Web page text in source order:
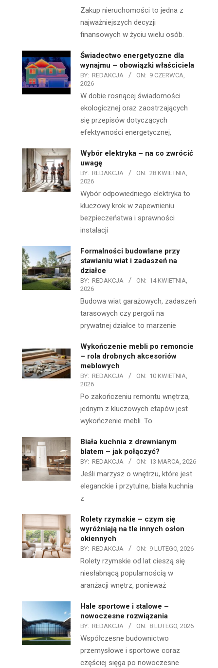
Zakup nieruchomości to jedna z
najważniejszych decyzji
finansowych w życiu wielu osób.
Świadectwo energetyczne dla
wynajmu – obowiązki właściciela
BY: REDAKCJA ON: 9 CZERWCA,
2026
W dobie rosnącej świadomości
ekologicznej oraz zaostrzających
się przepisów dotyczących
efektywności energetycznej,
Wybór elektryka – na co zwrócić
uwagę
BY: REDAKCJA ON: 28 KWIETNIA,
2026
Wybór odpowiedniego elektryka to
kluczowy krok w zapewnieniu
bezpieczeństwa i sprawności
instalacji
Formalności budowlane przy
stawianiu wiat i zadaszeń na
działce
BY: REDAKCJA ON: 14 KWIETNIA,
2026
Budowa wiat garażowych, zadaszeń
tarasowych czy pergoli na
prywatnej działce to marzenie
Wykończenie mebli po remoncie
– rola drobnych akcesoriów
meblowych
BY: REDAKCJA ON: 10 KWIETNIA,
2026
Po zakończeniu remontu wnętrza,
jednym z kluczowych etapów jest
wykończenie mebli. To
Biała kuchnia z drewnianym
blatem – jak połączyć?
BY: REDAKCJA ON: 13 MARCA, 2026
Jeśli marzysz o wnętrzu, które jest
eleganckie i przytulne, biała kuchnia
z
Rolety rzymskie – czym się
wyróżniają na tle innych osłon
okiennych
BY: REDAKCJA ON: 9 LUTEGO, 2026
Rolety rzymskie od lat cieszą się
niesłabnącą popularnością w
aranżacji wnętrz, ponieważ
Hale sportowe i stalowe –
nowoczesne rozwiązania
BY: REDAKCJA ON: 8 LUTEGO, 2026
Współczesne budownictwo
przemysłowe i sportowe coraz
częściej sięga po nowoczesne